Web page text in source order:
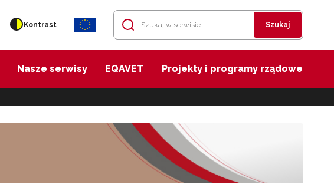
Kontrast Szukaj
Nasze serwisy EQAVET Projekty i programy rządowe